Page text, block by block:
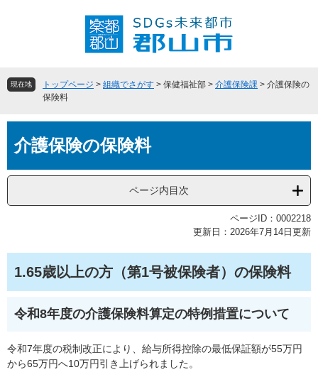
頭
飛
へ
現在地 トップページ > 組織でさがす > 保健福祉部 > 介護保険課 > 介護保険の
保険料
文介護保険の保険料
ページ内目次
ページID：0002218
更新日：2026年7月14日更新
1.65歳以上の方（第1号被保険者）の保険料
令和8年度の介護保険料算定の特例措置について
令和7年度の税制改正により、給与所得控除の最低保証額が55万円
から65万円へ10万円引き上げられました。